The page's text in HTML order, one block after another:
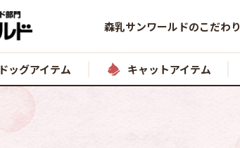
森乳サンワールドのこだわり
ドッグアイテム キャットアイテム